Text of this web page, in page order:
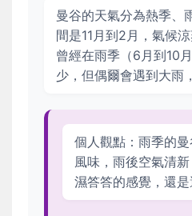
曼谷的天氣分為熱季、
間是11月到2月，氣候
曾經在雨季（6月到10
少，但偶爾會遇到大雨
個人觀點：雨季的
風味，雨後空氣清
濕答答的感覺，還是